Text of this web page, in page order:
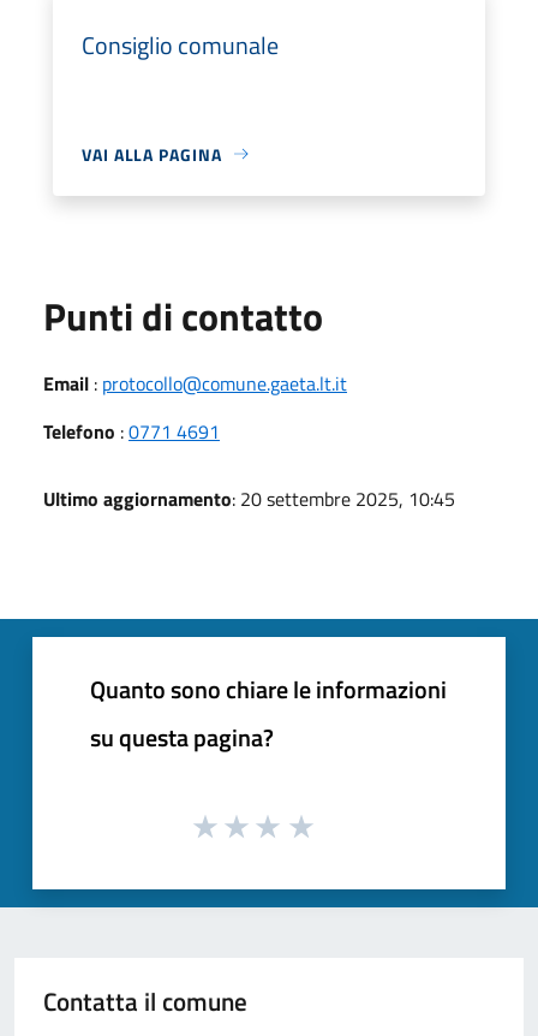
Consiglio comunale
VAI ALLA PAGINA
Punti di contatto
Email : protocollo@comune.gaeta.lt.it
Telefono :0771 4691
Ultimo aggiornamento: 20 settembre 2025, 10:45
Quanto sono chiare le informazioni
su questa pagina?
Contatta il comune